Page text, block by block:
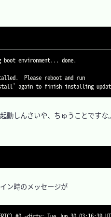
environment... done.
Please reboot and run
しんさいや、ちゅうことですな。
ン時のメッセージが